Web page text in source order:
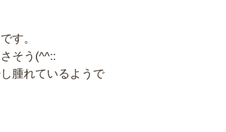
す。
そう(^^::
腫れているようで